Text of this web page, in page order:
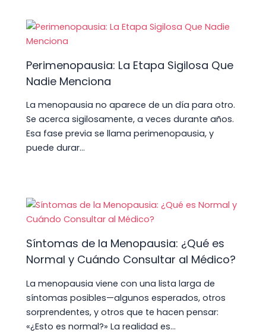
Perimenopausia: La Etapa Sigilosa Que
Nadie Menciona
La menopausia no aparece de un día para otro.
Se acerca sigilosamente, a veces durante años.
Esa fase previa se llama perimenopausia, y
puede durar…
Síntomas de la Menopausia: ¿Qué es
Normal y Cuándo Consultar al Médico?
La menopausia viene con una lista larga de
síntomas posibles—algunos esperados, otros
sorprendentes, y otros que te hacen pensar:
«¿Esto es normal?» La realidad es…